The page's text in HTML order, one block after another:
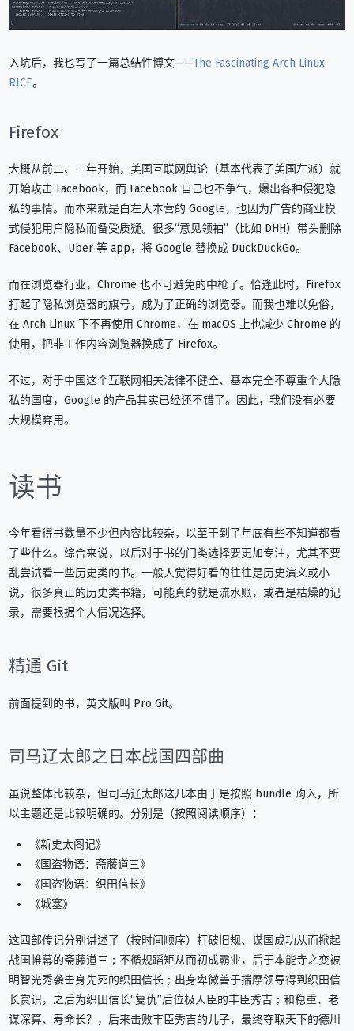
入坑后，我也写了一篇总结性博文——The Fascinating Arch Linux
RICE。
Firefox
大概从前二、三年开始，美国互联网舆论（基本代表了美国左派）就
开始攻击 Facebook，而 Facebook 自己也不争气，爆出各种侵犯隐
私的事情。而本来就是白左大本营的 Google，也因为广告的商业模
式侵犯用户隐私而备受质疑。很多“意见领袖”（比如 DHH）带头删除
Facebook、Uber 等 app，将 Google 替换成 DuckDuckGo。
而在浏览器行业，Chrome 也不可避免的中枪了。恰逢此时，Firefox
打起了隐私浏览器的旗号，成为了正确的浏览器。而我也难以免俗，
在 Arch Linux 下不再使用 Chrome，在 macOS 上也减少 Chrome 的
使用，把非工作内容浏览器换成了 Firefox。
不过，对于中国这个互联网相关法律不健全、基本完全不尊重个人隐
私的国度，Google 的产品其实已经还不错了。因此，我们没有必要
大规模弃用。
读书
今年看得书数量不少但内容比较杂，以至于到了年底有些不知道都看
了些什么。综合来说，以后对于书的门类选择要更加专注，尤其不要
乱尝试看一些历史类的书。一般人觉得好看的往往是历史演义或小
说，很多真正的历史类书籍，可能真的就是流水账，或者是枯燥的记
录，需要根据个人情况选择。
精通 Git
前面提到的书，英文版叫 Pro Git。
司马辽太郎之日本战国四部曲
虽说整体比较杂，但司马辽太郎这几本由于是按照 bundle 购入，所
以主题还是比较明确的。分别是（按照阅读顺序）：
《新史太阁记》
《国盗物语：斋藤道三》
《国盗物语：织田信长》
《城塞》
这四部传记分别讲述了（按时间顺序）打破旧规、谋国成功从而掀起
战国帷幕的斋藤道三；不循规蹈矩从而初成霸业，后于本能寺之变被
明智光秀袭击身先死的织田信长；出身卑微善于揣摩领导得到织田信
长赏识，之后为织田信长“复仇”后位极人臣的丰臣秀吉；和稳重、老
谋深算、寿命长？，后来击败丰臣秀吉的儿子，最终夺取天下的德川